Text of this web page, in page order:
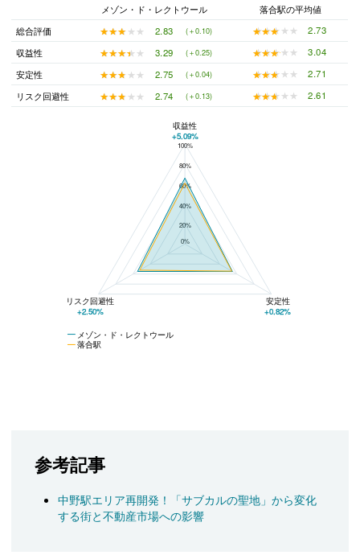
メゾン・ド・レクトウール
落合駅の平均値
総合評価
★★★★★
★★★★★ 2.83 (＋0.10) ★★★★★
★★★★★
2.73
収益性
★★★★★
★★★★★ 3.29 (＋0.25) ★★★★★
★★★★★
3.04
安定性
★★★★★
★★★★★ 2.75 (＋0.04) ★★★★★
★★★★★
2.71
リスク回避性
★★★★★
★★★★★ 2.74 (＋0.13) ★★★★★
★★★★★ 2.61
メゾン・ド・レクトウールと落合駅の平均値の総合評価の比較
100%
80%
60%
40%
20%
0%
メゾン・ド・レクトウール
落合駅
収益性
+5.09%
リスク回避性
+2.50%
安定性
+0.82%
参考記事
中野駅エリア再開発！「サブカルの聖地」から変化
する街と不動産市場への影響